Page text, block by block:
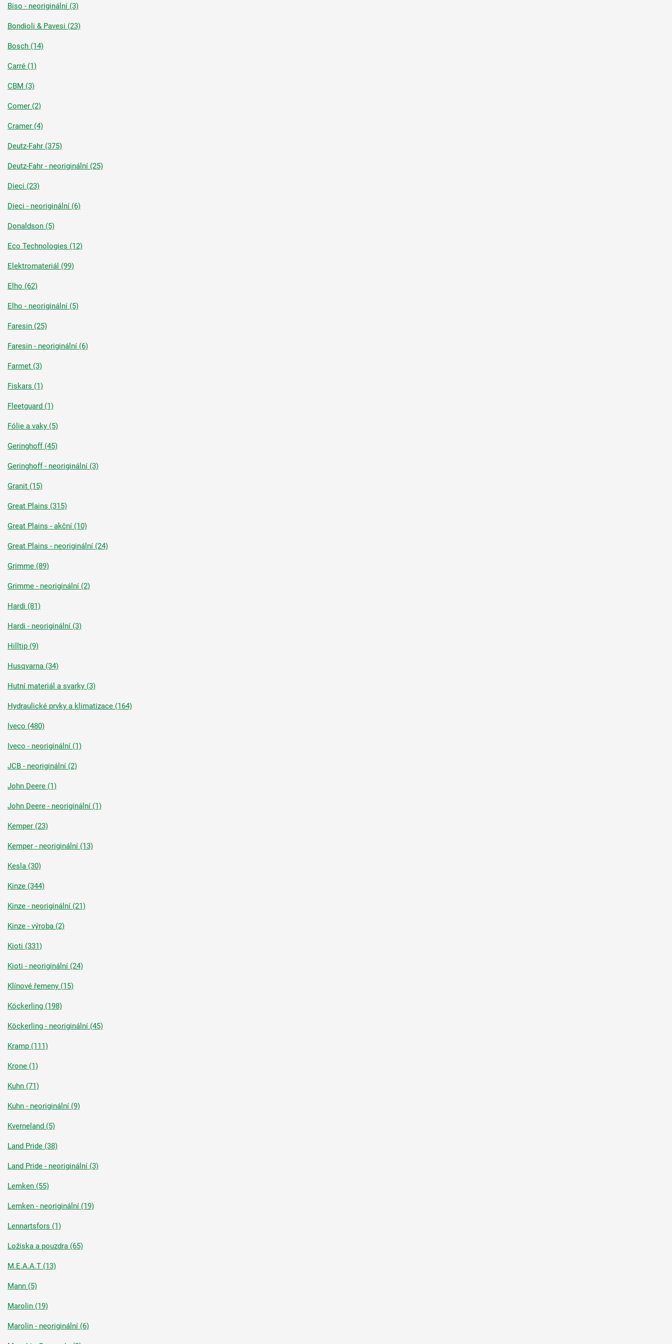
Biso - neoriginální (3)
Bondioli & Pavesi (23)
Bosch (14)
Carré (1)
CBM (3)
Comer (2)
Cramer (4)
Deutz-Fahr (375)
Deutz-Fahr - neoriginální (25)
Dieci (23)
Dieci - neoriginální (6)
Donaldson (5)
Eco Technologies (12)
Elektromateriál (99)
Elho (62)
Elho - neoriginální (5)
Faresin (25)
Faresin - neoriginální (6)
Farmet (3)
Fiskars (1)
Fleetguard (1)
Fólie a vaky (5)
Geringhoff (45)
Geringhoff - neoriginální (3)
Granit (15)
Great Plains (315)
Great Plains - akční (10)
Great Plains - neoriginální (24)
Grimme (89)
Grimme - neoriginální (2)
Hardi (81)
Hardi - neoriginální (3)
Hilltip (9)
Husqvarna (34)
Hutní materiál a svarky (3)
Hydraulické prvky a klimatizace (164)
Iveco (480)
Iveco - neoriginální (1)
JCB - neoriginální (2)
John Deere (1)
John Deere - neoriginální (1)
Kemper (23)
Kemper - neoriginální (13)
Kesla (30)
Kinze (344)
Kinze - neoriginální (21)
Kinze - výroba (2)
Kioti (331)
Kioti - neoriginální (24)
Klínové řemeny (15)
Köckerling (198)
Köckerling - neoriginální (45)
Kramp (111)
Krone (1)
Kuhn (71)
Kuhn - neoriginální (9)
Kverneland (5)
Land Pride (38)
Land Pride - neoriginální (3)
Lemken (55)
Lemken - neoriginální (19)
Lennartsfors (1)
Ložiska a pouzdra (65)
M.E.A.A.T (13)
Mann (5)
Marolin (19)
Marolin - neoriginální (6)